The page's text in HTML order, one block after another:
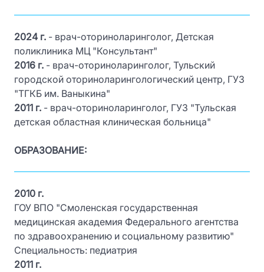
2024 г. - врач-оториноларинголог, Детская
поликлиника МЦ "Консультант"
2016 г. - врач-оториноларинголог, Тульский
городской оториноларингологический центр, ГУЗ
"ТГКБ им. Ваныкина"
2011 г. - врач-оториноларинголог, ГУЗ "Тульская
детская областная клиническая больница"
ОБРАЗОВАНИЕ:
2010 г.
ГОУ ВПО "Смоленская государственная
медицинская академия Федерального агентства
по здравоохранению и социальному развитию"
Специальность: педиатрия
2011 г.